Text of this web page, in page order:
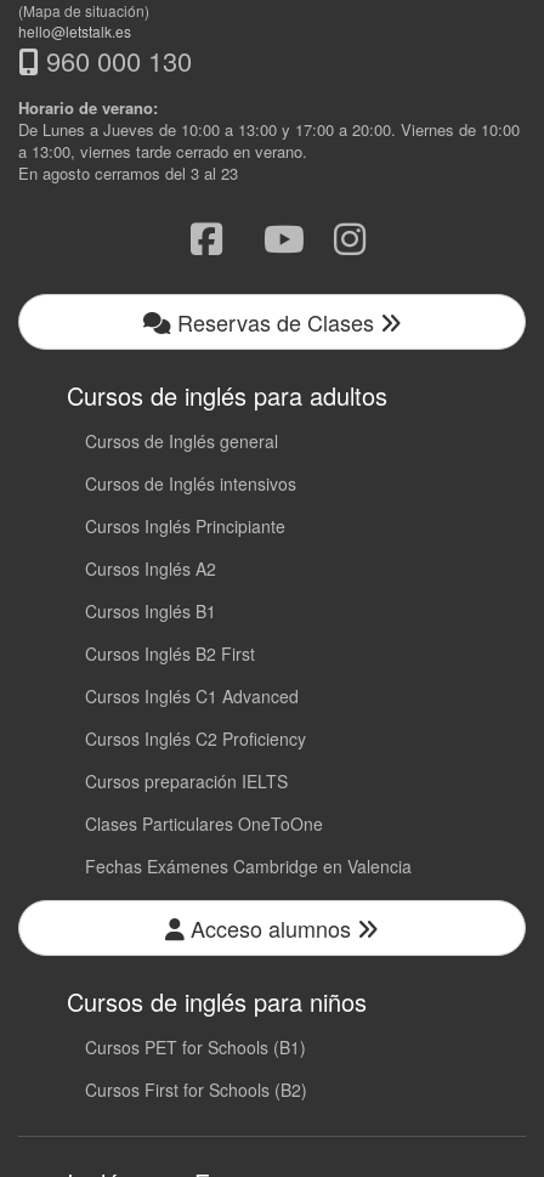
(Mapa de situación)
hello@letstalk.es
960 000 130
Horario de verano:
De Lunes a Jueves de 10:00 a 13:00 y 17:00 a 20:00. Viernes de 10:00
a 13:00, viernes tarde cerrado en verano.
En agosto cerramos del 3 al 23
Reservas de Clases
Cursos de inglés para adultos
Cursos de Inglés general
Cursos de Inglés intensivos
Cursos Inglés Principiante
Cursos Inglés A2
Cursos Inglés B1
Cursos Inglés B2 First
Cursos Inglés C1 Advanced
Cursos Inglés C2 Proficiency
Cursos preparación IELTS
Clases Particulares OneToOne
Fechas Exámenes Cambridge en Valencia
Acceso alumnos
Cursos de inglés para niños
Cursos PET for Schools (B1)
Cursos First for Schools (B2)